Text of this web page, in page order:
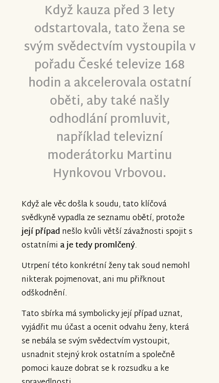
Když kauza před 3 lety
odstartovala, tato žena se
svým svědectvím vystoupila v
pořadu České televize 168
hodin a akcelerovala ostatní
oběti, aby také našly
odhodlání promluvit,
například televizní
moderátorku Martinu
Hynkovou Vrbovou.
Když ale věc došla k soudu, tato klíčová
svědkyně vypadla ze seznamu obětí, protože
její případ nešlo kvůli větší závažnosti spojit s
ostatními a je tedy promlčený.
Utrpení této konkrétní ženy tak soud nemohl
nikterak pojmenovat, ani mu přiřknout
odškodnění.
Tato sbírka má symbolicky její případ uznat,
vyjádřit mu účast a ocenit odvahu ženy, která
se nebála se svým svědectvím vystoupit,
usnadnit stejný krok ostatním a společně
pomoci kauze dobrat se k rozsudku a ke